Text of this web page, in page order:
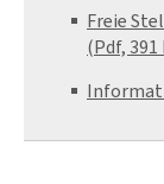
Freie
(Pdf, 391